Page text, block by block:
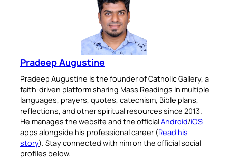
Pradeep Augustine
Pradeep Augustine is the founder of Catholic Gallery, a
faith-driven platform sharing Mass Readings in multiple
languages, prayers, quotes, catechism, Bible plans,
reflections, and other spiritual resources since 2013.
He manages the website and the officialAndroid/iOS
apps alongside his professional career (Read his
story). Stay connected with him on the official social
profiles below.